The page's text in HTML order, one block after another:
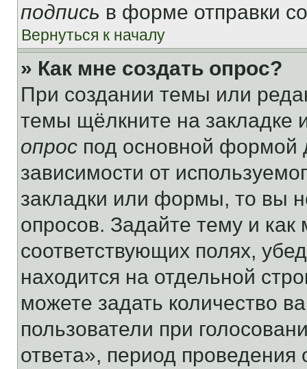
подпись в форме отправки
Вернуться к началу
» Как мне создать опрос?
При создании темы или
темы щёлкните на
опрос под основной формой
зависимости от
закладки или формы, то вы
опросов. Задайте тему и
соответствующих полях,
находится на отдельной
можете задать количество
пользователи при
ответа», период проведения